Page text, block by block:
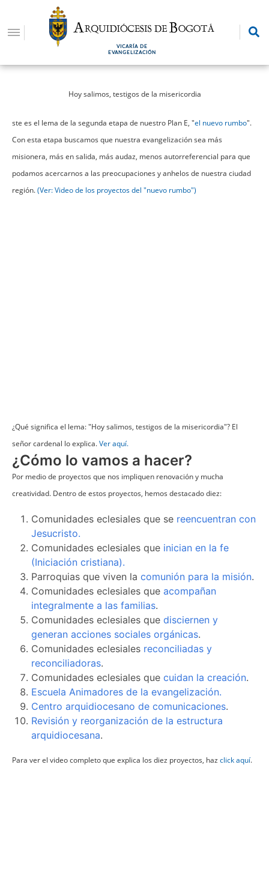
contenido
VICARÍA DE
EVANGELIZACIÓN
Hoy salimos, testigos de la misericordia
ste es el lema de la segunda etapa de nuestro Plan E, "el nuevo rumbo".
Con esta etapa buscamos que nuestra evangelización sea más
misionera, más en salida, más audaz, menos autorreferencial para que
podamos acercarnos a las preocupaciones y anhelos de nuestra ciudad
región.(Ver: Video de los proyectos del "nuevo rumbo")
¿Qué significa el lema: "Hoy salimos, testigos de la misericordia"? El
señor cardenal lo explica.Ver aquí.
¿Cómo lo vamos a hacer?
Por medio de proyectos que nos impliquen renovación y mucha
creatividad. Dentro de estos proyectos, hemos destacado diez:
Comunidades eclesiales que se reencuentran con
Jesucristo.
Comunidades eclesiales que inician en la fe
(Iniciación cristiana).
Parroquias que viven la comunión para la misión.
Comunidades eclesiales que acompañan
integralmente a las familias.
Comunidades eclesiales que disciernen y
generan acciones sociales orgánicas.
Comunidades eclesiales reconciliadas y
reconciliadoras.
Comunidades eclesiales que cuidan la creación.
Escuela Animadores de la evangelización.
Centro arquidiocesano de comunicaciones.
Revisión y reorganización de la estructura
arquidiocesana.
Para ver el video completo que explica los diez proyectos, haz click aquí.